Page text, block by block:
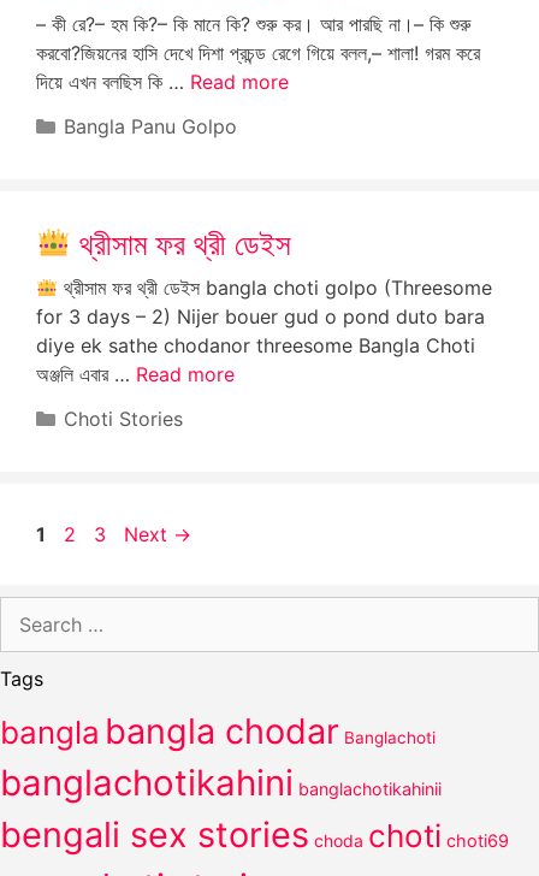
– কী রে?– হম কি?– কি মানে কি? শুরু কর। আর পারছি না।– কি শুরু
করবো?জিয়নের হাসি দেখে দিশা প্রচন্ড রেগে গিয়ে বলল,– শালা! গরম করে
দিয়ে এখন বলছিস কি … Read more
Categories
Bangla Panu Golpo
থ্রীসাম ফর থ্রী ডেইস
থ্রীসাম ফর থ্রী ডেইস bangla choti golpo (Threesome
for 3 days – 2) Nijer bouer gud o pond duto bara
diye ek sathe chodanor threesome Bangla Choti
অঞ্জলি এবার … Read more
Categories
Choti Stories
Page
1 Page
2 Page
3 Next →
for:
Tags
bangla bangla chodar Banglachoti
banglachotikahini banglachotikahinii
bengali sex stories choda choti choti69